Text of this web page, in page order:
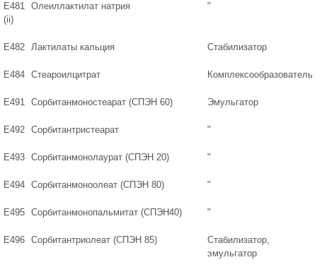
Е481
(ii)
Олеиллактилат натрия "
Е482 Лактилаты кальция Стабилизатор
Е484 Стеароилцитрат Комплексообразователь
Е491 Сорбитанмоностеарат (СПЭН 60) Эмульгатор
Е492 Сорбитантристеарат "
Е493 Сорбитанмонолаурат (СПЭН 20) "
Е494 Сорбитанмоноолеат (СПЭН 80) "
Е495 Сорбитанмонопальмитат (СПЭН40) "
Е496 Сорбитантриолеат (СПЭН 85)
Стабилизатор,
эмульгатор